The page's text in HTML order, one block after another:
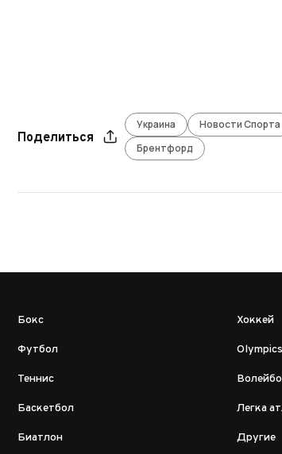
Поделиться
Украина Новости Спорта
Брентфорд
Бокс
Футбол
Теннис
Баскетбол
Биатлон
Хоккей
Olympics
Легка
Другие